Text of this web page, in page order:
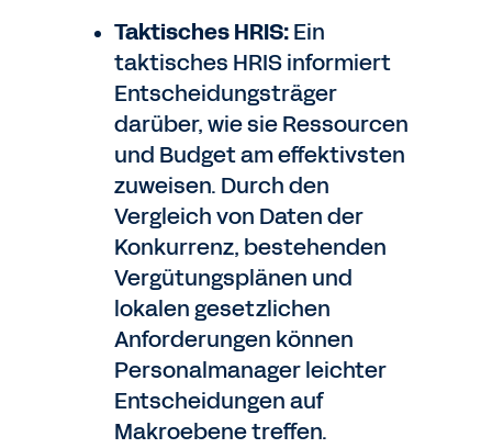
Taktisches HRIS:Ein
taktisches HRIS informiert
Entscheidungsträger
darüber, wie sie Ressourcen
und Budget am effektivsten
zuweisen. Durch den
Vergleich von Daten der
Konkurrenz, bestehenden
Vergütungsplänen und
lokalen gesetzlichen
Anforderungen können
Personalmanager leichter
Entscheidungen auf
Makroebene treffen.